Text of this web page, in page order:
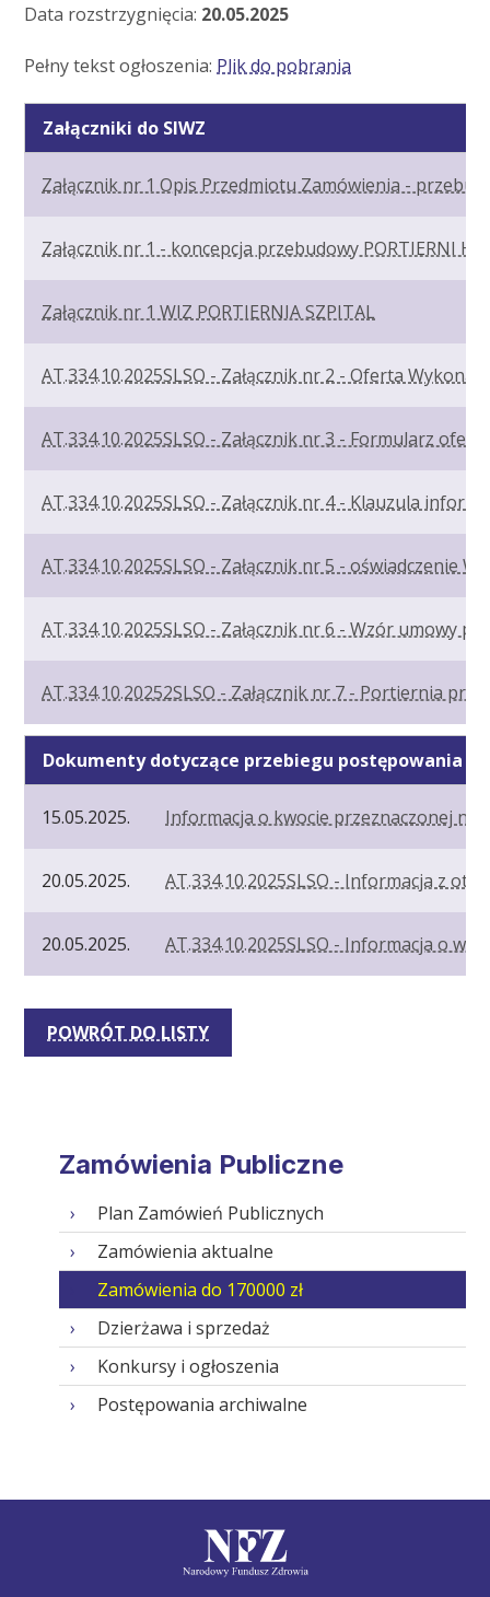
Data rozstrzygnięcia: 20.05.2025
Pełny tekst ogłoszenia: Plik do pobrania
Załączniki do SIWZ
Załącznik nr 1 Opis Przedmiotu Zamówienia -
Załącznik nr 1 - koncepcja przebudowy PORTIERNI
Załącznik nr 1 WIZ PORTIERNIA SZPITAL
AT.334.10.2025SLSO - Załącznik nr 2 - Oferta
AT.334.10.2025SLSO - Załącznik nr 3 - Formularz
AT.334.10.2025SLSO - Załącznik nr 4 - Klauzula
AT.334.10.2025SLSO - Załącznik nr 5 - oświadczenie
AT.334.10.2025SLSO - Załącznik nr 6 - Wzór umowy
AT.334.10.20252SLSO - Załącznik nr 7 - Portiernia
Dokumenty dotyczące przebiegu postępowania
15.05.2025. Informacja o kwocie przeznaczonej na
20.05.2025. AT.334.10.2025SLSO - Informacja z
20.05.2025. AT.334.10.2025SLSO - Informacja o
POWRÓT DO LISTY
Zamówienia Publiczne
Plan Zamówień Publicznych
Zamówienia aktualne
Zamówienia do 170000 zł
Dzierżawa i sprzedaż
Konkursy i ogłoszenia
Postępowania archiwalne